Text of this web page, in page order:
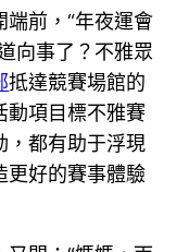
前，“年夜運會
向事了？不雅眾
抵達競賽場館的
動項目標不雅賽
，都有助于浮現
更好的賽事體驗